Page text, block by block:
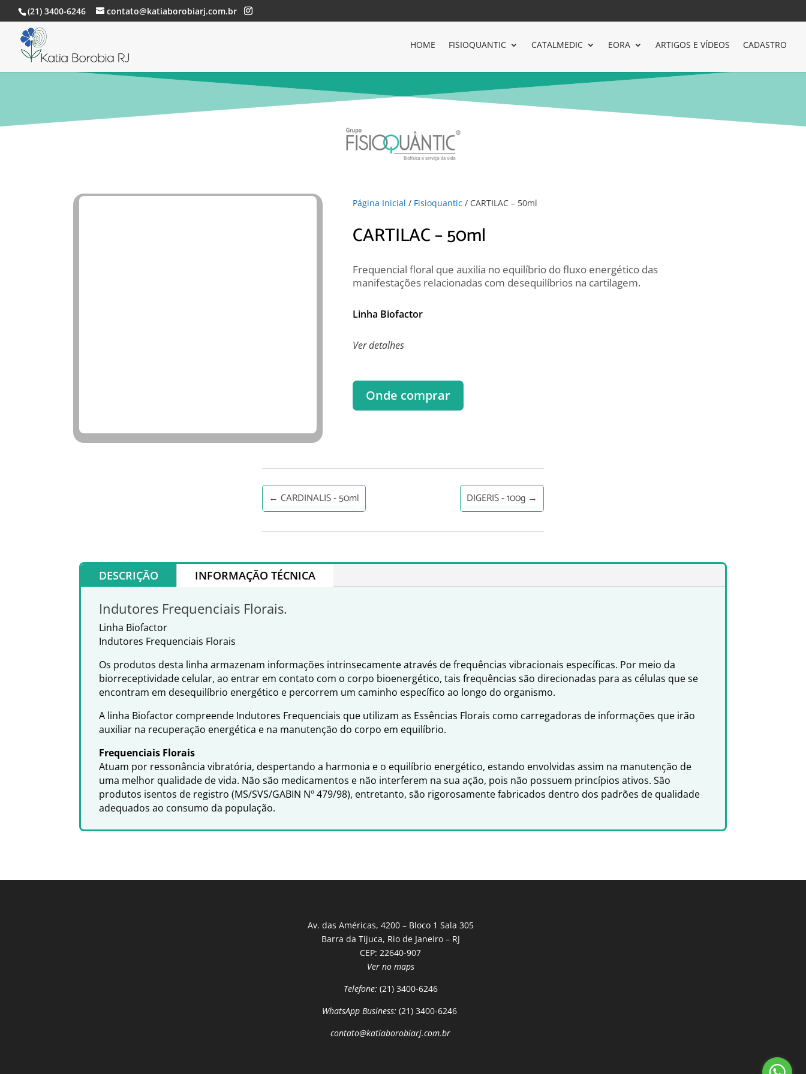
(21) 3400-6246 contato@katiaborobiarj.com.br
HOME FISIOQUANTIC CATALMEDIC EORA ARTIGOS E VÍDEOS CADASTRO
Página Inicial / Fisioquantic / CARTILAC – 50ml
CARTILAC – 50ml
Frequencial floral que auxilia no equilíbrio do fluxo energético das
manifestações relacionadas com desequilíbrios na cartilagem.
Linha Biofactor
Ver detalhes
Onde comprar
← CARDINALIS - 50ml DIGERIS - 100g →
DESCRIÇÃO INFORMAÇÃO TÉCNICA
Indutores Frequenciais Florais.
Linha Biofactor
Indutores Frequenciais Florais
Os produtos desta linha armazenam informações intrinsecamente através de frequências vibracionais específicas. Por meio da
biorreceptividade celular, ao entrar em contato com o corpo bioenergético, tais frequências são direcionadas para as células que se
encontram em desequilíbrio energético e percorrem um caminho específico ao longo do organismo.
A linha Biofactor compreende Indutores Frequenciais que utilizam as Essências Florais como carregadoras de informações que irão
auxiliar na recuperação energética e na manutenção do corpo em equilíbrio.
Frequenciais Florais
Atuam por ressonância vibratória, despertando a harmonia e o equilíbrio energético, estando envolvidas assim na manutenção de
uma melhor qualidade de vida. Não são medicamentos e não interferem na sua ação, pois não possuem princípios ativos. São
produtos isentos de registro (MS/SVS/GABIN Nº 479/98), entretanto, são rigorosamente fabricados dentro dos padrões de qualidade
adequados ao consumo da população.
Av. das Américas, 4200 – Bloco 1 Sala 305
Barra da Tijuca, Rio de Janeiro – RJ
CEP: 22640-907
Ver no maps
Telefone: (21) 3400-6246
WhatsApp Business: (21) 3400-6246
contato@katiaborobiarj.com.br